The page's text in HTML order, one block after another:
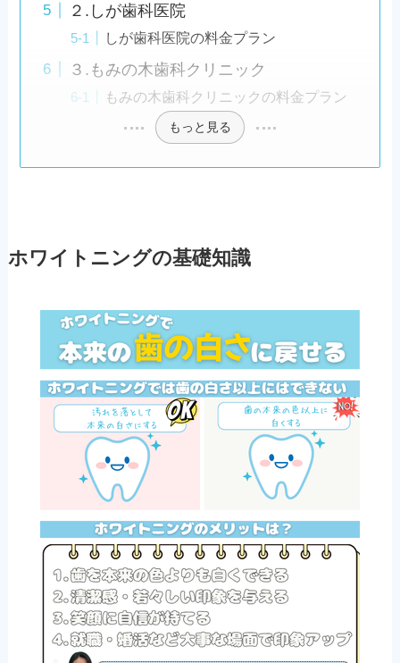
２.しが歯科医院
しが歯科医院の料金プラン
３.もみの木歯科クリニック
もみの木歯科クリニックの料金プラン
もっと見る
ホワイトニングの基礎知識